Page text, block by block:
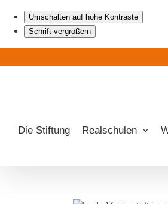
Umschalten auf hohe Kontraste
Schrift vergrößern
Inhalt
Die Stiftung Realschulen